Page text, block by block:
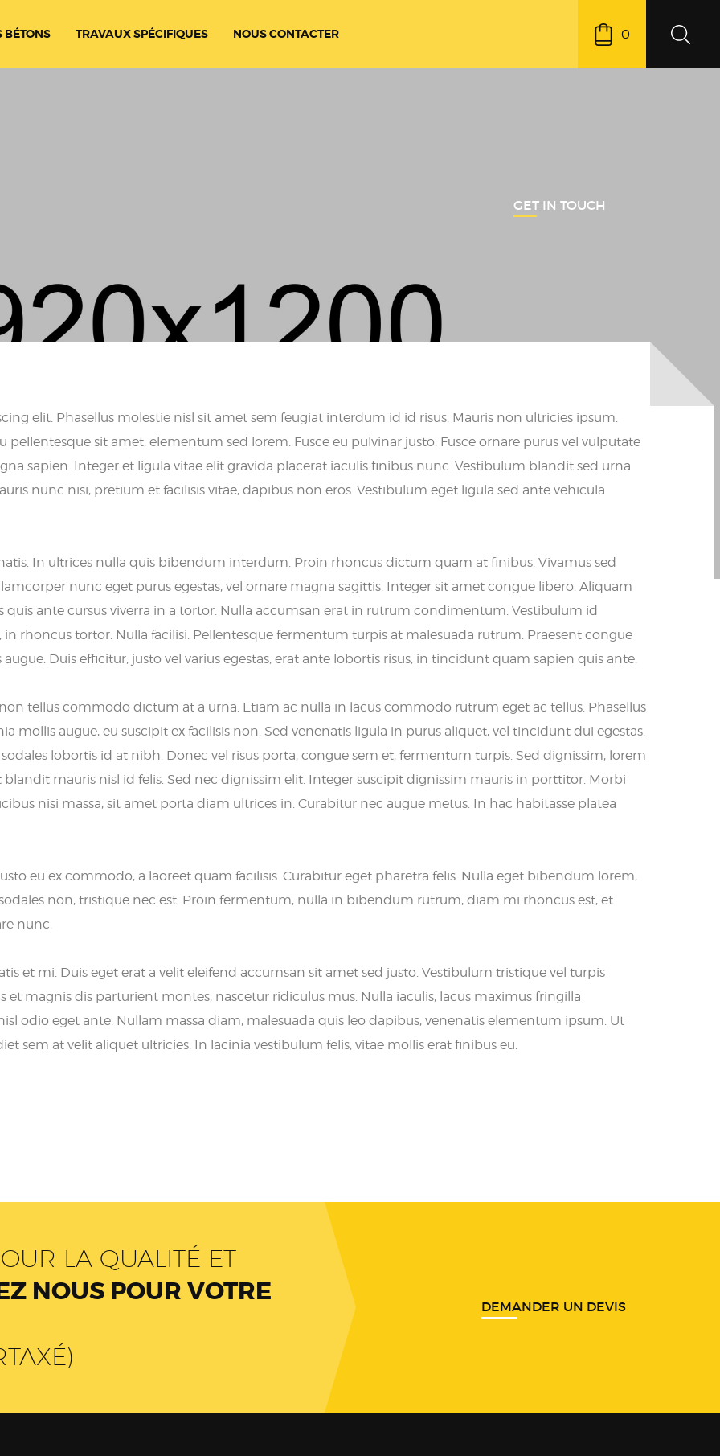
BÉTONS TRAVAUX SPÉCIFIQUES NOUS CONTACTER 0
GET IN TOUCH
elit. Phasellus molestie nisl sit amet sem feugiat interdum id id risus. Mauris non ultricies ipsum.
pellentesque sit amet, elementum sed lorem. Fusce eu pulvinar justo. Fusce ornare purus vel vulputate
sapien. Integer et ligula vitae elit gravida placerat iaculis finibus nunc. Vestibulum blandit sed urna
nunc nisi, pretium et facilisis vitae, dapibus non eros. Vestibulum eget ligula sed ante vehicula
In ultrices nulla quis bibendum interdum. Proin rhoncus dictum quam at finibus. Vivamus sed
nunc eget purus egestas, vel ornare magna sagittis. Integer sit amet congue libero. Aliquam
quis ante cursus viverra in a tortor. Nulla accumsan erat in rutrum condimentum. Vestibulum id
rhoncus tortor. Nulla facilisi. Pellentesque fermentum turpis at malesuada rutrum. Praesent congue
Duis efficitur, justo vel varius egestas, erat ante lobortis risus, in tincidunt quam sapien quis ante.
tellus commodo dictum at a urna. Etiam ac nulla in lacus commodo rutrum eget ac tellus. Phasellus
mollis augue, eu suscipit ex facilisis non. Sed venenatis ligula in purus aliquet, vel tincidunt dui egestas.
lobortis id at nibh. Donec vel risus porta, congue sem et, fermentum turpis. Sed dignissim, lorem
mauris nisl id felis. Sed nec dignissim elit. Integer suscipit dignissim mauris in porttitor. Morbi
nisi massa, sit amet porta diam ultrices in. Curabitur nec augue metus. In hac habitasse platea
eu ex commodo, a laoreet quam facilisis. Curabitur eget pharetra felis. Nulla eget bibendum lorem,
non, tristique nec est. Proin fermentum, nulla in bibendum rutrum, diam mi rhoncus est, et
nunc.
et mi. Duis eget erat a velit eleifend accumsan sit amet sed justo. Vestibulum tristique vel turpis
magnis dis parturient montes, nascetur ridiculus mus. Nulla iaculis, lacus maximus fringilla
odio eget ante. Nullam massa diam, malesuada quis leo dapibus, venenatis elementum ipsum. Ut
sem at velit aliquet ultricies. In lacinia vestibulum felis, vitae mollis erat finibus eu.
LA QUALITÉ ET
NOUS POUR VOTRE
DEMANDER UN DEVIS